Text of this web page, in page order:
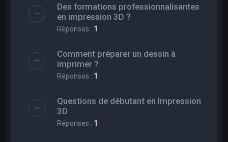
Des formations professionnalisantes
en impression 3D ?
Réponses : 1
Comment préparer un dessin à
imprimer ?
Réponses : 1
Questions de débutant en Impression
3D
Réponses : 1